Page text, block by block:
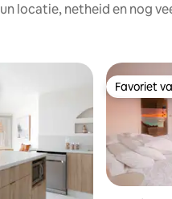
locatie, netheid en nog
Favoriet
Favoriet